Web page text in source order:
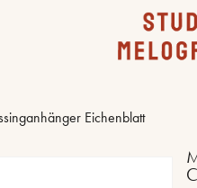
Eichenblatt